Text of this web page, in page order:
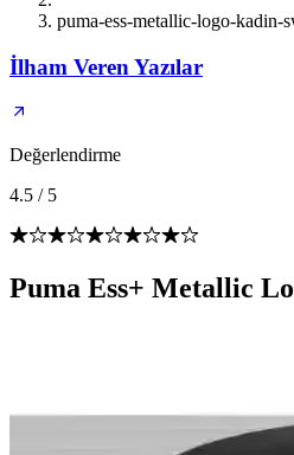
puma-ess-metallic-logo-kadin-
İlham Veren Yazılar
Değerlendirme
4.5 / 5
Puma Ess+ Metallic